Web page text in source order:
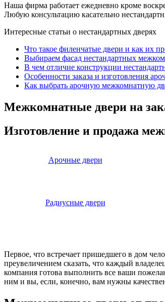
Наша фирма работает ежедневно кроме
Любую консультацию касательно
Интересные статьи о нестандартных дверях
Что такое филенчатые двери и как их
Выбираем фасад нестандартных
В чем отличие конструкции
Особенности заказа и изготовления
Как выбрать арочную межкомнатную
Межкомнатные двери на
Изготовление и продажа
Арочные двери
Радиусные двери
Первое, что встречает пришедшего в дом
преувеличением сказать, что каждый
компания готова выполнить все ваши
ним и вы, если, конечно, вам нужны